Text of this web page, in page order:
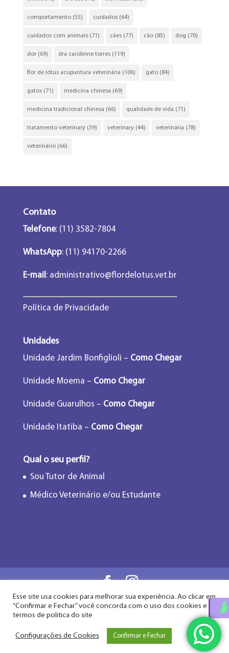
comportamento(55) cuidados(64)
cuidados com animais(71) cães(77) cão(85) dog (70)
dor(69) dra carolinne torres(119)
flor de lótus acupuntura veterinária (106) gato(84)
gatos(71) medicina chinesa (69)
medicina tradicional chinesa (66) qualidade de vida (71)
tratamento veterinary(39) veterinary(44) veterinária (78)
veterinário(66)
Contato
Telefone: (11) 3582-7804
WhatsApp: (11) 94170-2266
E-mail:administrativo@flordelotus.vet.br
Política de Privacidade
Unidades
Unidade Jardim Bonfiglioli – Como Chegar
Unidade Moema – Como Chegar
Unidade Guarulhos – Como Chegar
Unidade Itatiba – Como Chegar
Qual o seu perfil?
Sou Tutor de Animal
Médico Veterinário e/ou Estudante
Flor de Lótus Acupuntura Veterinária® - Desde
Esse site usa cookies para melhorar sua experiência. Ao clicar em
“Confirmar e Fechar” você concorda com o uso dos cookies e
termos de politica do site
Configurações de Cookies Confirmar e Fechar